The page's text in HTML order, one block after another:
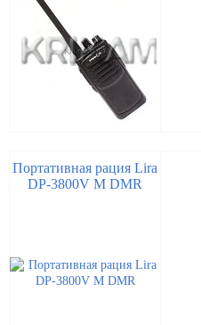
Портативная рация Lira
DP-3800V M DMR